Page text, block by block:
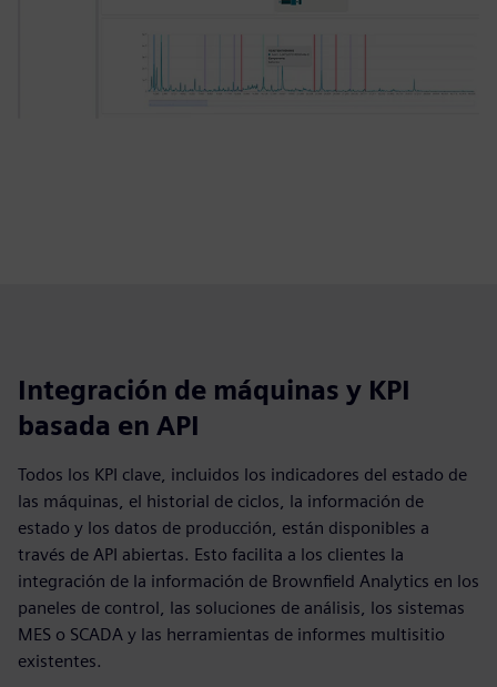
Integración de máquinas y KPI
basada en API
Todos los KPI clave, incluidos los indicadores del estado de
las máquinas, el historial de ciclos, la información de
estado y los datos de producción, están disponibles a
través de API abiertas. Esto facilita a los clientes la
integración de la información de Brownfield Analytics en los
paneles de control, las soluciones de análisis, los sistemas
MES o SCADA y las herramientas de informes multisitio
existentes.